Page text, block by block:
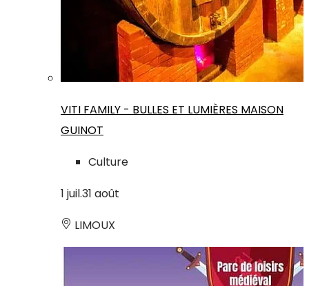
VITI FAMILY - BULLES ET LUMIÈRES MAISON
GUINOT
Culture
1 juil.31 août
LIMOUX